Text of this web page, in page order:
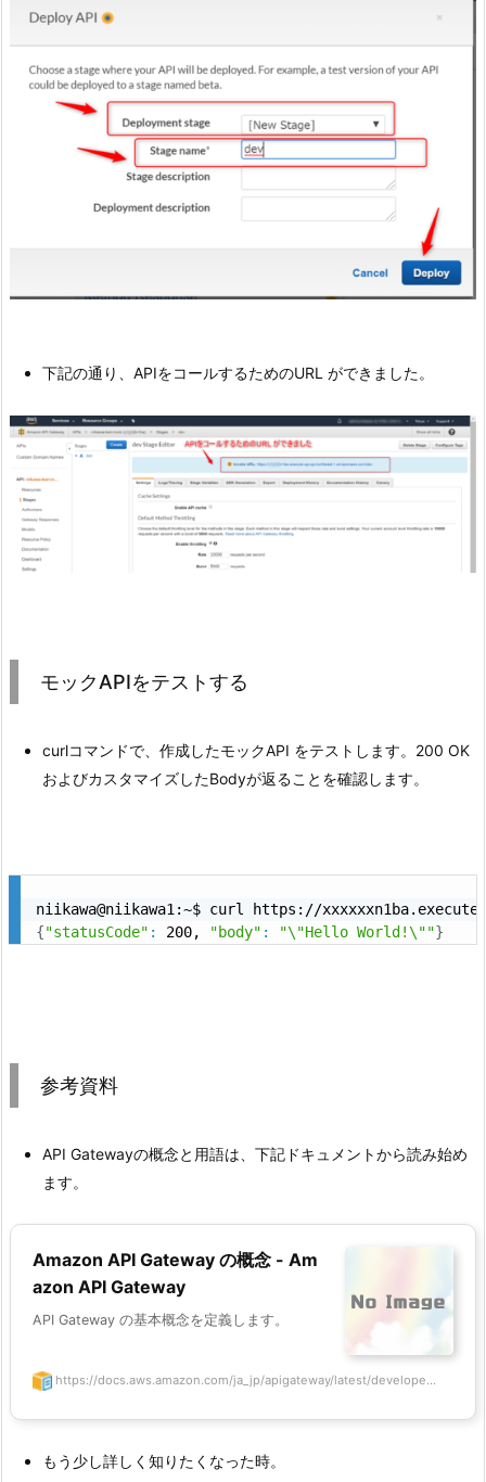
下記の通り、APIをコールするためのURL ができました。
モックAPIをテストする
curlコマンドで、作成したモックAPI をテストします。200 OK
およびカスタマイズしたBodyが返ることを確認します。
{"statusCode" : 200, "body" : "\"Hello World!\""}
参考資料
API Gatewayの概念と用語は、下記ドキュメントから読み始め
ます。
Amazon API Gateway の概念 - Am
azon API Gateway
API Gateway の基本概念を定義します。
https://docs.aws.amazon.com/ja_jp/apigateway/latest/develope...
もう少し詳しく知りたくなった時。